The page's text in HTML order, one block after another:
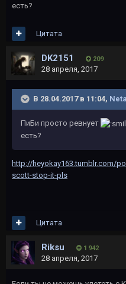
есть?
Цитата
DK2151 209
28 апреля, 2017
В 28.04.2017 в 11:04,
ПиБи просто ревнует
есть?
http://heyokay163.tumblr.com/
scott-stop-it-pls
Цитата
Riksu 1 942
28 апреля, 2017